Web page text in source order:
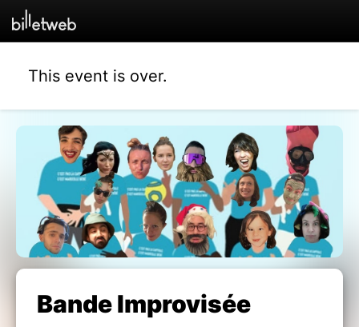
This event is over.
Bande Improvisée